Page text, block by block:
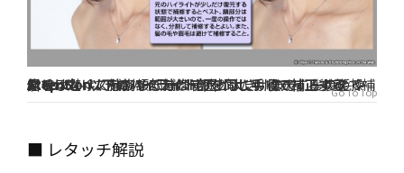
Step ５ 以下のハイライト部を同じ手順で補正する
Attention
元のハイライトが少しだけ復元する状態で補修するとベスト。額部分は範囲が大きいので、一度の操作ではなく、分割して補修するとよい。また、髪の毛や眉毛は避けて補修すること Go To Top
■ レタッチ解説